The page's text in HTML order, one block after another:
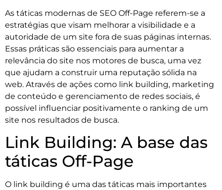
As táticas modernas de SEO Off-Page referem-se a
estratégias que visam melhorar a visibilidade e a
autoridade de um site fora de suas páginas internas.
Essas práticas são essenciais para aumentar a
relevância do site nos motores de busca, uma vez
que ajudam a construir uma reputação sólida na
web. Através de ações como link building, marketing
de conteúdo e gerenciamento de redes sociais, é
possível influenciar positivamente o ranking de um
site nos resultados de busca.
Link Building: A base das
táticas Off-Page
O link building é uma das táticas mais importantes